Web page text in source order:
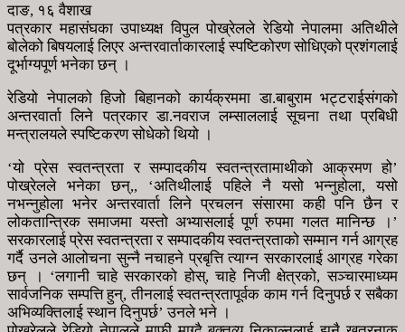
दाङ, १६ वैशाख
पत्रकार महासंघका उपाध्यक्ष विपुल पोख्रेलले रेडियो नेपालमा अतिथीले
बोलेको बिषयलाई लिएर अन्तरवार्ताकारलाई स्पष्टिकोरण सोधिएको प्रशंगलाई
दूर्भाग्यपूर्ण भनेका छन् ।
रेडियो नेपालको हिजो बिहानको कार्यक्रममा डा.बाबुराम भट्टराईसंगको
अन्तरवार्ता लिने पत्रकार डा.नवराज लम्साललाई सूचना तथा प्रबिधी
मन्त्रालयले स्पष्टिकरण सोधेको थियो ।
‘यो प्रेस स्वतन्त्रता र सम्पादकीय स्वतन्त्रतामाथीको आक्रमण हो’
पोख्रेलले भनेका छन्,, ‘अतिथीलाई पहिले नै यसो भन्नुहोला, यसो
नभन्नुहोला भनेर अन्तरवार्ता लिने प्रचलन संसारमा कही पनि छैन र
लोकतान्त्रिक समाजमा यस्तो अभ्यासलाई पूर्ण रुपमा गलत मानिन्छ ।’
सरकारलाई प्रेस स्वतन्त्रता र सम्पादकीय स्वतन्त्रताको सम्मान गर्न आग्रह
गर्दै उनले आलोचना सुन्नै नचाहने प्रबृत्ति त्याग्न सरकारलाई आग्रह गरेका
छन् । ‘लगानी चाहे सरकारको होस्, चाहे निजी क्षेत्रको, सञ्चारमाध्यम
सार्वजनिक सम्पत्ति हुन्, तीनलाई स्वतन्त्रतापूर्वक काम गर्न दिनुपर्छ र सबैका
अभिव्यक्तिलाई स्थान दिनुपर्छ’ उनले भने ।